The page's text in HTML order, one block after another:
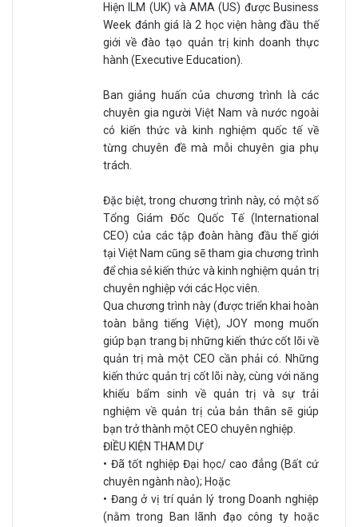
Hiện ILM (UK) và AMA (US) được Business
Week đánh giá là 2 học viện hàng đầu thế
giới về đào tạo quản trị kinh doanh thực
hành (Executive Education).
Ban giảng huấn của chương trình là các
chuyên gia người Việt Nam và nước ngoài
có kiến thức và kinh nghiệm quốc tế về
từng chuyên đề mà mỗi chuyên gia phụ
trách.
Đặc biệt, trong chương trình này, có một số
Tổng Giám Đốc Quốc Tế (International
CEO) của các tập đoàn hàng đầu thế giới
tại Việt Nam cũng sẽ tham gia chương trình
để chia sẻ kiến thức và kinh nghiệm quản trị
chuyên nghiệp với các Học viên.
Qua chương trình này (được triển khai hoàn
toàn bằng tiếng Việt), JOY mong muốn
giúp bạn trang bị những kiến thức cốt lõi về
quản trị mà một CEO cần phải có. Những
kiến thức quản trị cốt lõi này, cùng với năng
khiếu bẩm sinh về quản trị và sự trải
nghiệm về quản trị của bản thân sẽ giúp
bạn trở thành một CEO chuyên nghiệp.
ĐIỀU KIỆN THAM DỰ
• Đã tốt nghiệp Đại học/ cao đẳng (Bất cứ
chuyên ngành nào); Hoặc
• Đang ở vị trí quản lý trong Doanh nghiệp
(nằm trong Ban lãnh đạo công ty hoặc